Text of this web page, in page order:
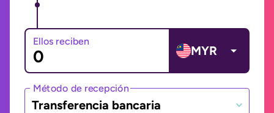
Ellos reciben
MYR
Método de recepción
Transferencia bancaria